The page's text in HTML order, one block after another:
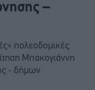
–
πολεοδομικές
Μπακογιάννη
- δήμων